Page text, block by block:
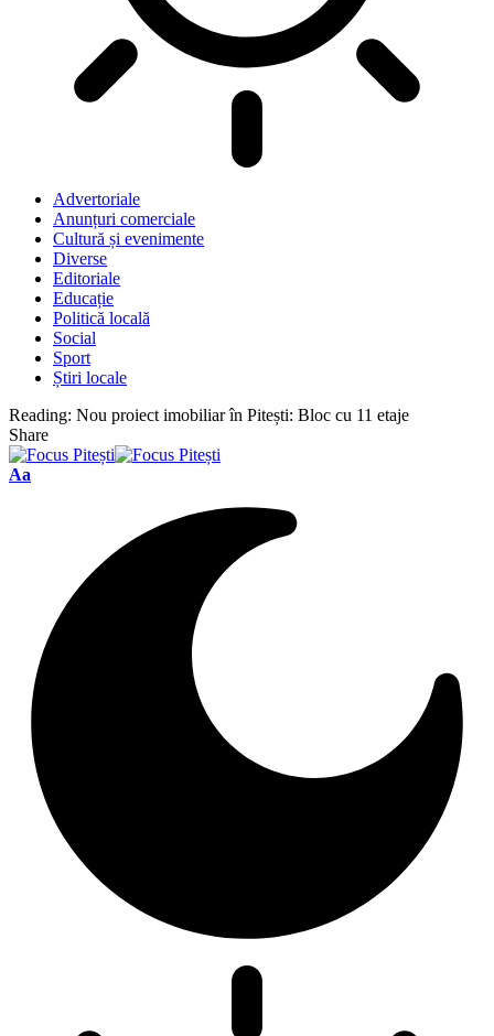
Advertoriale
Anunțuri comerciale
Cultură și evenimente
Diverse
Editoriale
Educație
Politică locală
Social
Sport
Știri locale
Reading: Nou proiect imobiliar în Pitești: Bloc cu 11 etaje
Share
Font
Aa